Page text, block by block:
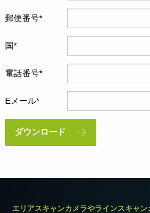
郵便番号
国
電話番号
Eメール
ダウンロード
エリアスキャンカメラやラインスキャ